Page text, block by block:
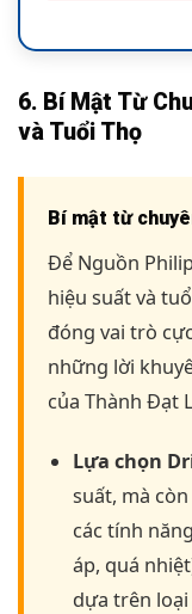
6. Bí Mật Từ
và Tuổi Thọ
Bí mật từ
Để Nguồn
hiệu suất và
đóng vai trò
những lời
của Thành Đạt
Lựa chọn
suất, mà
các tính
áp, quá
dựa trên loại